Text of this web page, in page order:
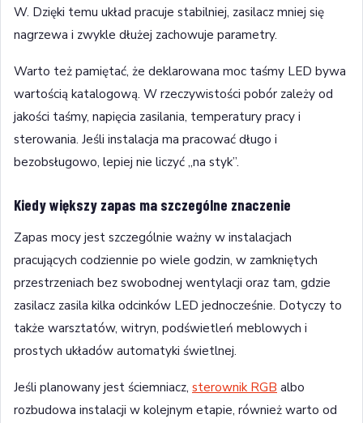
W. Dzięki temu układ pracuje stabilniej, zasilacz mniej się
nagrzewa i zwykle dłużej zachowuje parametry.
Warto też pamiętać, że deklarowana moc taśmy LED bywa
wartością katalogową. W rzeczywistości pobór zależy od
jakości taśmy, napięcia zasilania, temperatury pracy i
sterowania. Jeśli instalacja ma pracować długo i
bezobsługowo, lepiej nie liczyć „na styk”.
Kiedy większy zapas ma szczególne znaczenie
Zapas mocy jest szczególnie ważny w instalacjach
pracujących codziennie po wiele godzin, w zamkniętych
przestrzeniach bez swobodnej wentylacji oraz tam, gdzie
zasilacz zasila kilka odcinków LED jednocześnie. Dotyczy to
także warsztatów, witryn, podświetleń meblowych i
prostych układów automatyki świetlnej.
Jeśli planowany jest ściemniacz, sterownik RGB albo
rozbudowa instalacji w kolejnym etapie, również warto od